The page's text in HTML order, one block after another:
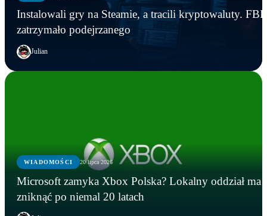
Instalowali gry na Steamie, a tracili kryptowaluty. FBI
zatrzymało podejrzanego
Julian
WIADOMOŚCI 20 lipca 2026
Microsoft zamyka Xbox Polska? Lokalny oddział ma
zniknąć po niemal 20 latach